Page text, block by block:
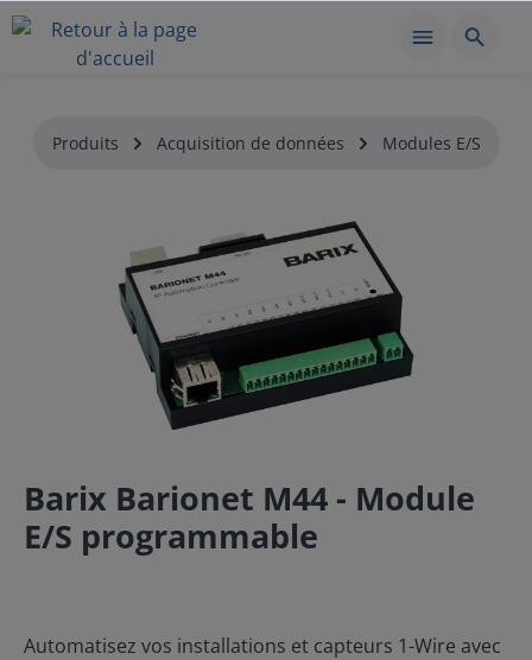
Produits Acquisition de données Modules E/S
Barix Barionet M44 - Module
E/S programmable
Automatisez vos installations et capteurs 1-Wire avec